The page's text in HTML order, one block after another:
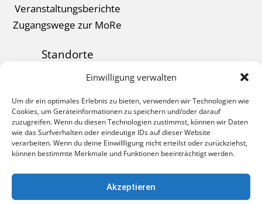
Einwilligung verwalten
Um dir ein optimales Erlebnis zu bieten, verwenden wir Technologien wie
Cookies, um Geräteinformationen zu speichern und/oder darauf
zuzugreifen. Wenn du diesen Technologien zustimmst, können wir Daten
wie das Surfverhalten oder eindeutige IDs auf dieser Website
verarbeiten. Wenn du deine Einwillligung nicht erteilst oder zurückziehst,
können bestimmte Merkmale und Funktionen beeinträchtigt werden.
Akzeptieren
Veranstaltungsberichte
Zugangswege zur MoRe
Standorte
Kontakt
Impressum
Paul-Klee-Straße 3